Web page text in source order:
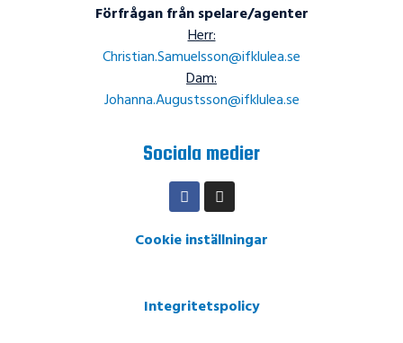
Förfrågan från spelare/agenter
Herr:
Christian.Samuelsson@ifklulea.se
Dam:
Johanna.Augustsson@ifklulea.se
Sociala medier
Cookie inställningar
Integritetspolicy